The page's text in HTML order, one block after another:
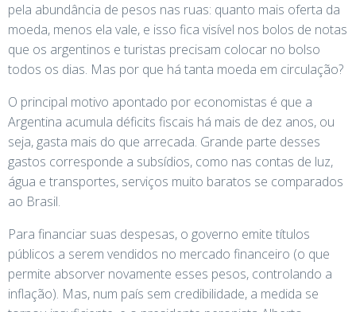
pela abundância de pesos nas ruas: quanto mais oferta da
moeda, menos ela vale, e isso fica visível nos bolos de notas
que os argentinos e turistas precisam colocar no bolso
todos os dias. Mas por que há tanta moeda em circulação?
O principal motivo apontado por economistas é que a
Argentina acumula déficits fiscais há mais de dez anos, ou
seja, gasta mais do que arrecada. Grande parte desses
gastos corresponde a subsídios, como nas contas de luz,
água e transportes, serviços muito baratos se comparados
ao Brasil.
Para financiar suas despesas, o governo emite títulos
públicos a serem vendidos no mercado financeiro (o que
permite absorver novamente esses pesos, controlando a
inflação). Mas, num país sem credibilidade, a medida se